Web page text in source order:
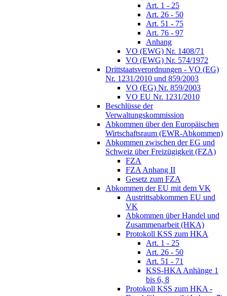
Art. 1 - 25
Art. 26 - 50
Art. 51 - 75
Art. 76 - 97
Anhang
VO (EWG) Nr. 1408/71
VO (EWG) Nr. 574/1972
Drittstaatsverordnungen - VO (EG)
Nr. 1231/2010 und 859/2003
VO (EG) Nr. 859/2003
VO EU Nr. 1231/2010
Beschlüsse der
Verwaltungskommission
Abkommen über den Europäischen
Wirtschaftsraum (EWR-Abkommen)
Abkommen zwischen der EG und
Schweiz über Freizügigkeit (FZA)
FZA
FZA Anhang II
Gesetz zum FZA
Abkommen der EU mit dem VK
Austrittsabkommen EU und
VK
Abkommen über Handel und
Zusammenarbeit (HKA)
Protokoll KSS zum HKA
Art. 1 - 25
Art. 26 - 50
Art. 51 - 71
KSS-HKA Anhänge 1
bis 6, 8
Protokoll KSS zum HKA -